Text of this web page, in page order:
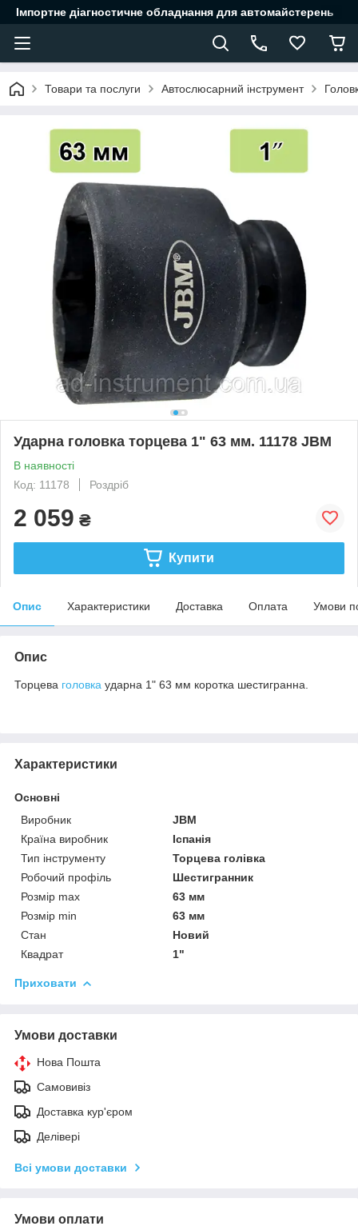
Імпортне діагностичне обладнання для автомайстерень
Товари та послуги Автослюсарний інструмент
Ударна головка торцева 1" 63 мм. 11178 JBM
В наявності
Код: 11178
Роздріб
2 059 ₴
Купити
Опис Характеристики Доставка Оплата Умови
Опис
Торцева головка ударна 1" 63 мм коротка шестигранна.
Характеристики
Основні
Виробник
JBM
Країна виробник
Іспанія
Тип інструменту
Торцева голівка
Робочий профіль
Шестигранник
Розмір max
63 мм
Розмір min
63 мм
Стан
Новий
Квадрат
1"
Приховати
Умови доставки
Нова Пошта
Самовивіз
Доставка кур'єром
Делівері
Всі умови доставки
Умови оплати